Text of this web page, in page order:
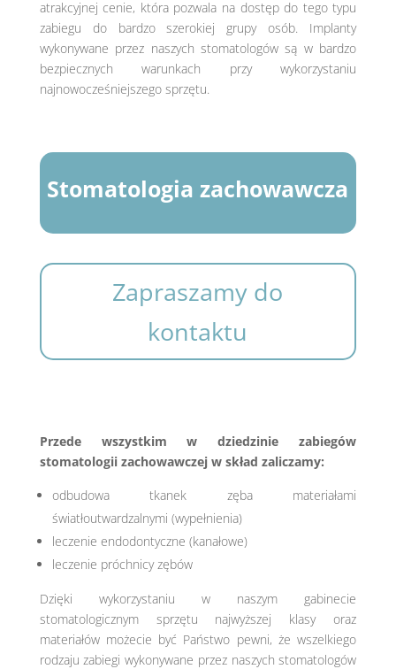
atrakcyjnej cenie, która pozwala na dostęp do tego typu
zabiegu do bardzo szerokiej grupy osób. Implanty
wykonywane przez naszych stomatologów są w bardzo
bezpiecznych warunkach przy wykorzystaniu
najnowocześniejszego sprzętu.
Stomatologia zachowawcza
Zapraszamy do
kontaktu
Przede wszystkim w dziedzinie zabiegów
stomatologii zachowawczej w skład zaliczamy:
odbudowa tkanek zęba materiałami
światłoutwardzalnymi (wypełnienia)
leczenie endodontyczne (kanałowe)
leczenie próchnicy zębów
Dzięki wykorzystaniu w naszym gabinecie
stomatologicznym sprzętu najwyższej klasy oraz
materiałów możecie być Państwo pewni, że wszelkiego
rodzaju zabiegi wykonywane przez naszych stomatologów